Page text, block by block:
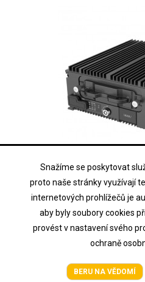
Snažíme se poskytovat
proto naše stránky využívají
internetových prohlížečů je
aby byly soubory cookies
provést v nastavení svého
ochraně
BERU NA VĚDOMÍ
AE-
8+8 kanálový mobilní NVR,